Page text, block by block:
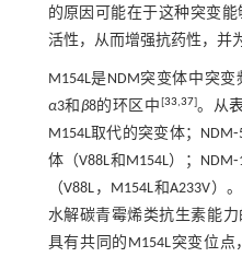
的原因可能在于这种突变
活性，从而增强抗药性，并
M154L是NDM突变体中突
α3和 β8的环区中 [33,37]。从
M154L取代的突变体；
体（V88L和M154L）；
（V88L，M154L和A233V）
水解碳青霉烯类抗生素能力
具有共同的M154L突变位点